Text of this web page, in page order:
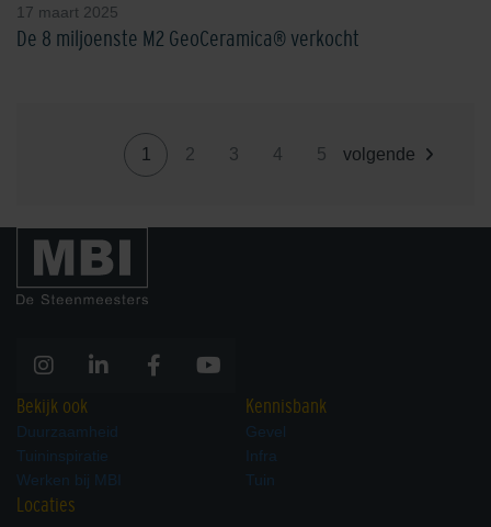
17 maart 2025
De 8 miljoenste M2 GeoCeramica® verkocht
1 2 3 4 5 volgende
Bekijk ook
Duurzaamheid
Tuininspiratie
Werken bij MBI
Kennisbank
Gevel
Infra
Tuin
Locaties